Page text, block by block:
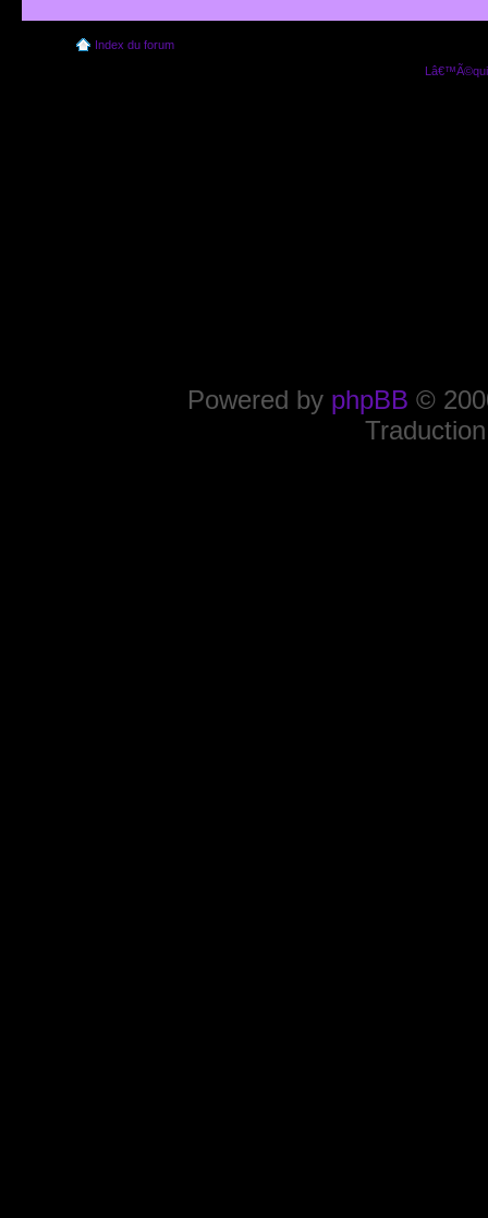
Index du forum
Powered by phpBB ©